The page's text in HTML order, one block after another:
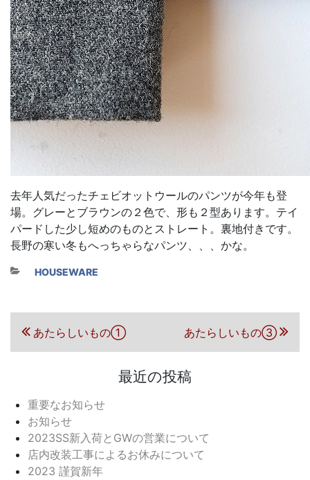
去年人気だったチェビオットウールのパンツが今年も登
場。グレーとブラウンの２色で、形も２型あります。テイ
パードした少し短めのものとストレート。裏地付きです。
長野の寒い冬もへっちゃらなパンツ、、、かな。
カテゴリー
HOUSEWARE
投稿ナビゲーション
前の投稿
あたらしいもの① 次の投稿あたらしいもの③
最近の投稿
重要なお知らせ
お知らせ
2023SS新入荷とGWの営業について
店内改装工事によるお休みについて
2023 謹賀新年